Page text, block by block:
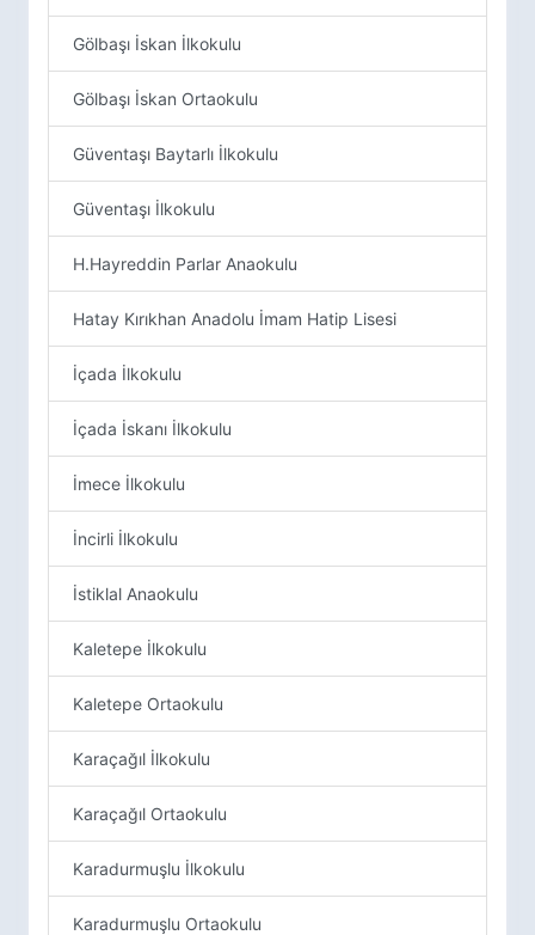
Gölbaşı İskan İlkokulu
Gölbaşı İskan Ortaokulu
Güventaşı Baytarlı İlkokulu
Güventaşı İlkokulu
H.Hayreddin Parlar Anaokulu
Hatay Kırıkhan Anadolu İmam Hatip Lisesi
İçada İlkokulu
İçada İskanı İlkokulu
İmece İlkokulu
İncirli İlkokulu
İstiklal Anaokulu
Kaletepe İlkokulu
Kaletepe Ortaokulu
Karaçağıl İlkokulu
Karaçağıl Ortaokulu
Karadurmuşlu İlkokulu
Karadurmuşlu Ortaokulu